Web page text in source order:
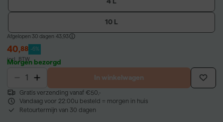
10 L
Afgelopen 30 dagen 43,93
40,88 -6%
incl. BTW
Morgen bezorgd
In winkelwagen
Gratis verzending vanaf €50,-
Vandaag voor 22:00u besteld = morgen in huis
Retourtermijn van 30 dagen